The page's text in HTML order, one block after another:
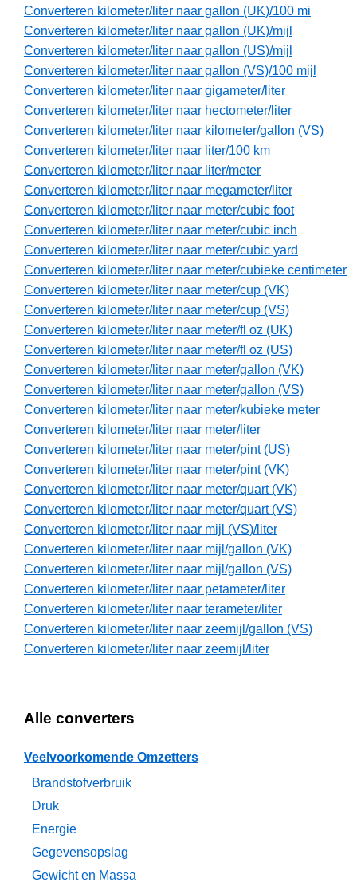
Converteren kilometer/liter naar gallon (UK)/100 mi
Converteren kilometer/liter naar gallon (UK)/mijl
Converteren kilometer/liter naar gallon (US)/mijl
Converteren kilometer/liter naar gallon (VS)/100 mijl
Converteren kilometer/liter naar gigameter/liter
Converteren kilometer/liter naar hectometer/liter
Converteren kilometer/liter naar kilometer/gallon (VS)
Converteren kilometer/liter naar liter/100 km
Converteren kilometer/liter naar liter/meter
Converteren kilometer/liter naar megameter/liter
Converteren kilometer/liter naar meter/cubic foot
Converteren kilometer/liter naar meter/cubic inch
Converteren kilometer/liter naar meter/cubic yard
Converteren kilometer/liter naar meter/cubieke centimeter
Converteren kilometer/liter naar meter/cup (VK)
Converteren kilometer/liter naar meter/cup (VS)
Converteren kilometer/liter naar meter/fl oz (UK)
Converteren kilometer/liter naar meter/fl oz (US)
Converteren kilometer/liter naar meter/gallon (VK)
Converteren kilometer/liter naar meter/gallon (VS)
Converteren kilometer/liter naar meter/kubieke meter
Converteren kilometer/liter naar meter/liter
Converteren kilometer/liter naar meter/pint (US)
Converteren kilometer/liter naar meter/pint (VK)
Converteren kilometer/liter naar meter/quart (VK)
Converteren kilometer/liter naar meter/quart (VS)
Converteren kilometer/liter naar mijl (VS)/liter
Converteren kilometer/liter naar mijl/gallon (VK)
Converteren kilometer/liter naar mijl/gallon (VS)
Converteren kilometer/liter naar petameter/liter
Converteren kilometer/liter naar terameter/liter
Converteren kilometer/liter naar zeemijl/gallon (VS)
Converteren kilometer/liter naar zeemijl/liter
Alle converters
Veelvoorkomende Omzetters
Brandstofverbruik
Druk
Energie
Gegevensopslag
Gewicht en Massa